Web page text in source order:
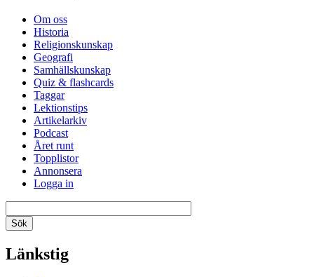
Om oss
Historia
Religionskunskap
Geografi
Samhällskunskap
Quiz & flashcards
Taggar
Lektionstips
Artikelarkiv
Podcast
Året runt
Topplistor
Annonsera
Logga in
Länkstig